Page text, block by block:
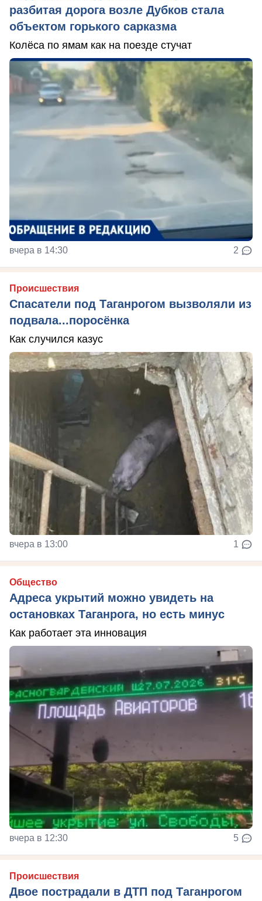
разбитая дорога возле Дубков стала
объектом горького сарказма
Колёса по ямам как на поезде стучат
вчера в 14:30 2
Происшествия
Спасатели под Таганрогом вызволяли из
подвала...поросёнка
Как случился казус
вчера в 13:00 1
Общество
Адреса укрытий можно увидеть на
остановках Таганрога, но есть минус
Как работает эта инновация
вчера в 12:30 5
Происшествия
Двое пострадали в ДТП под Таганрогом